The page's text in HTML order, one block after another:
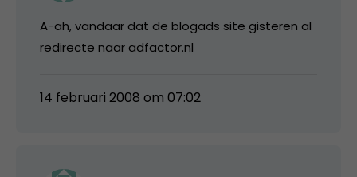
A-ah, vandaar dat de blogads site gisteren al
redirecte naar adfactor.nl
14 februari 2008 om 07:02